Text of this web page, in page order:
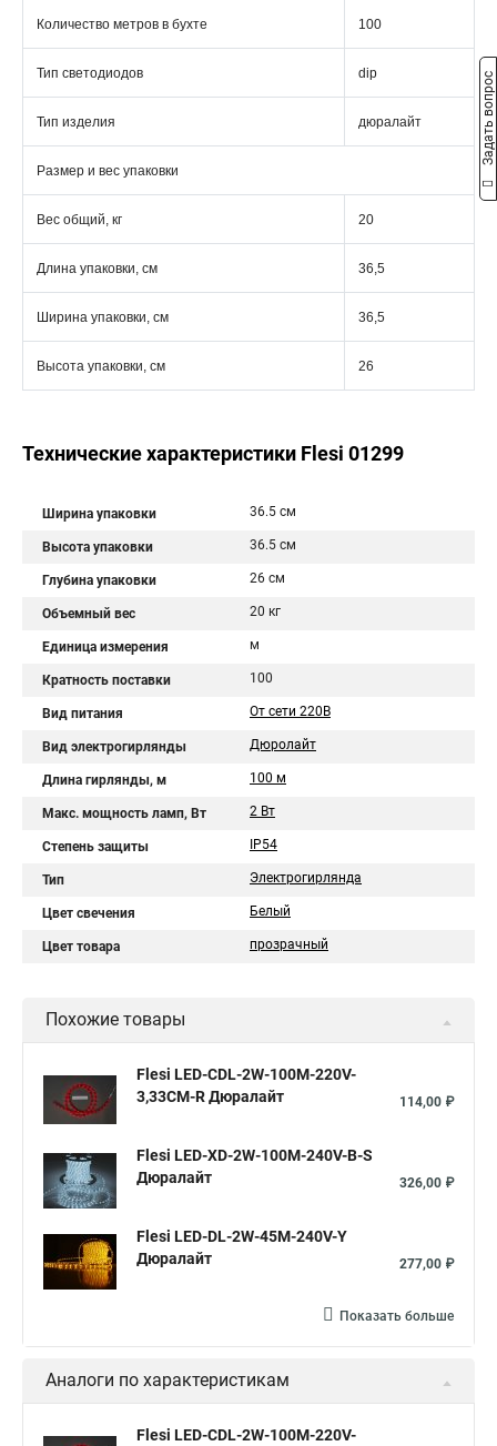
Количество метров в бухте 100
Тип светодиодов dip
Тип изделия дюралайт
Размер и вес упаковки
Вес общий, кг 20
Длина упаковки, см 36,5
Ширина упаковки, см 36,5
Высота упаковки, см 26
Технические характеристики Flesi 01299
Ширина упаковки 36.5 см
Высота упаковки 36.5 см
Глубина упаковки 26 см
Объемный вес 20 кг
Единица измерения м
Кратность поставки 100
Вид питания От сети 220В
Вид электрогирлянды Дюролайт
Длина гирлянды, м 100 м
Макс. мощность ламп, Вт 2 Вт
Степень защиты IP54
Тип Электрогирлянда
Цвет свечения Белый
Цвет товара прозрачный
Похожие товары
Flesi LED-СDL-2W-100M-220V-
3,33СМ-R Дюралайт
114,00 ₽
Flesi LED-XD-2W-100M-240V-B-S
Дюралайт
326,00 ₽
Flesi LED-DL-2W-45M-240V-Y
Дюралайт
277,00 ₽
Показать больше
Аналоги по характеристикам
Flesi LED-СDL-2W-100M-220V-
Задать вопрос